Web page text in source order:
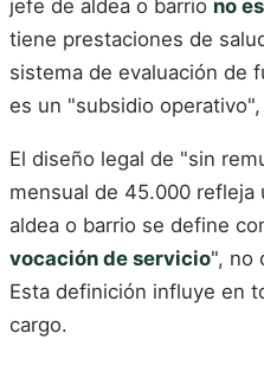
jefe de aldea o barrio no
tiene prestaciones de
sistema de evaluación de
es un "subsidio
El diseño legal de "sin
mensual de 45.000
aldea o barrio se define
vocación de servicio", no
Esta definición influye en
cargo.